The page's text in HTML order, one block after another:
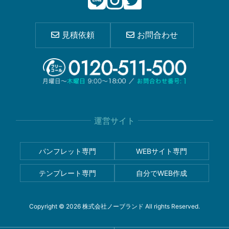
見積依頼 お問合わせ
運営サイト
パンフレット専門 WEBサイト専門
テンプレート専門 自分でWEB作成
Copyright © 2026 株式会社ノーブランド All rights Reserved.